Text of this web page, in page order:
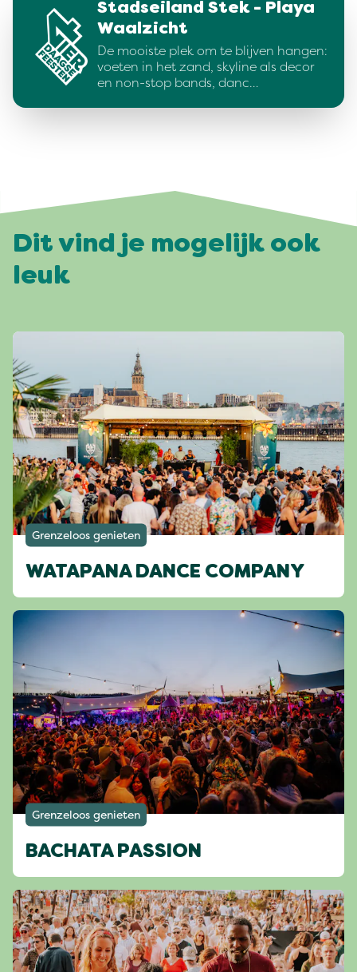
Stadseiland Stek - Playa
Waalzicht
De mooiste plek om te blijven hangen:
voeten in het zand, skyline als decor
en non-stop bands, danc…
Dit vind je mogelijk ook
leuk
Grenzeloos genieten
WATAPANA DANCE COMPANY
Grenzeloos genieten
BACHATA PASSION